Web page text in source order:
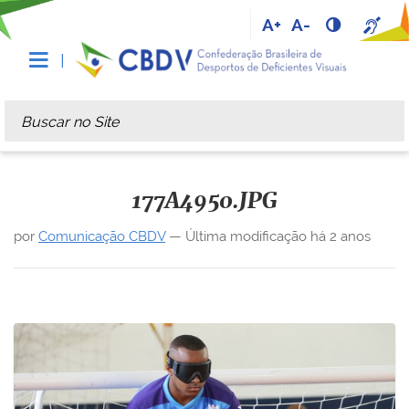
A+ A-
Busca
Busca Avançada…
177A4950.JPG
por Comunicação CBDV— Última modificação há 2 anos